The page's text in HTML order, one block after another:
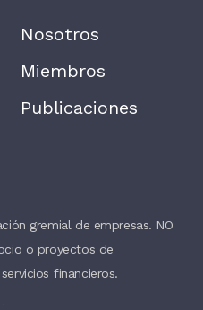
Nosotros
Miembros
Publicaciones
gremial de empresas. NO
o proyectos de
financieros.